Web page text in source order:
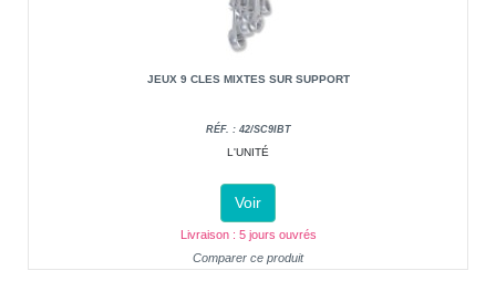
JEUX 9 CLES MIXTES SUR SUPPORT
RÉF. : 42/SC9IBT
L'UNITÉ
Voir
Livraison : 5 jours ouvrés
Comparer ce produit